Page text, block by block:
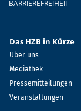
BARRIEREFREIHEIT
Das HZB in Kürze
Über uns
Mediathek
Pressemitteilungen
Veranstaltungen